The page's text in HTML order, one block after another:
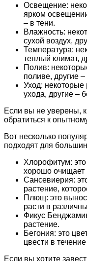
Освещение:
ярком
– в тени.
Влажность:
сухой воздух,
Температура:
теплый климат,
Полив:
поливе, другие
Уход: некоторые
ухода, другие –
Если вы не уверены,
обратиться к
Вот несколько
подходят для
Хлорофитум: это
хорошо очищает
Сансевиерия:
растение,
Плющ: это
расти в
Фикус
растение.
Бегония: это
цвести в
Если вы хотите